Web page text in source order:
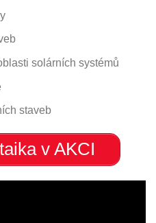
solárních systémů
staveb
v AKCI